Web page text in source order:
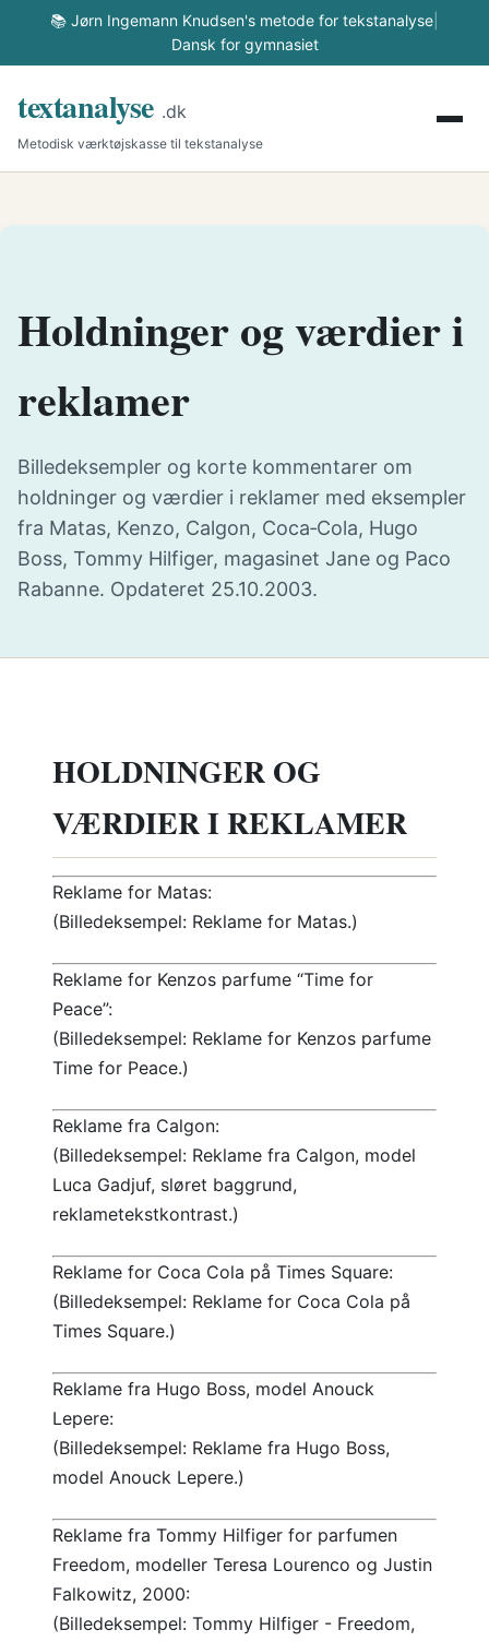
📚 Jørn Ingemann Knudsen's metode for tekstanalyse
Dansk for gymnasiet
textanalyse .dk
Metodisk værktøjskasse til tekstanalyse
Holdninger og værdier i
reklamer
Billedeksempler og korte kommentarer om
holdninger og værdier i reklamer med eksempler
fra Matas, Kenzo, Calgon, Coca‑Cola, Hugo
Boss, Tommy Hilfiger, magasinet Jane og Paco
Rabanne. Opdateret 25.10.2003.
HOLDNINGER OG
VÆRDIER I REKLAMER
Reklame for Matas:
(Billedeksempel: Reklame for Matas.)
Reklame for Kenzos parfume “Time for
Peace”:
(Billedeksempel: Reklame for Kenzos parfume
Time for Peace.)
Reklame fra Calgon:
(Billedeksempel: Reklame fra Calgon, model
Luca Gadjuf, sløret baggrund,
reklametekstkontrast.)
Reklame for Coca Cola på Times Square:
(Billedeksempel: Reklame for Coca Cola på
Times Square.)
Reklame fra Hugo Boss, model Anouck
Lepere:
(Billedeksempel: Reklame fra Hugo Boss,
model Anouck Lepere.)
Reklame fra Tommy Hilfiger for parfumen
Freedom, modeller Teresa Lourenco og Justin
Falkowitz, 2000:
(Billedeksempel: Tommy Hilfiger - Freedom,